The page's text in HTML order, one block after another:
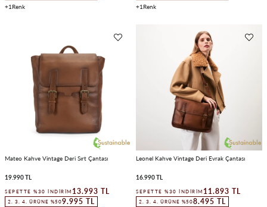
1 1
Mateo Kahve Vintage Deri Sırt Çantası
19.990 TL
SEPETTE %30 İNDIRIM 13.993 TL
2. 3. 4. ÜRÜNE %509.995 TL
Leonel Kahve Vintage Deri Evrak Çantası
16.990 TL
SEPETTE %30 İNDIRIM 11.893 TL
2. 3. 4. ÜRÜNE %508.495 TL